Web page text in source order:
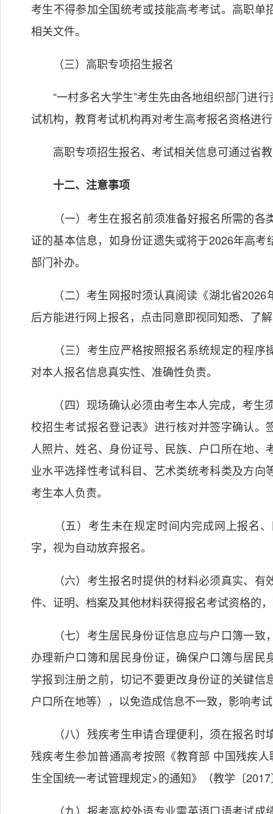
考生不得参加全国统考或技能高考考试。高职
相关文件。
（三）高职专项招生报名
“一村多名大学生”考生先由各地组织部门进行
试机构，教育考试机构再对考生高考报名资格进
高职专项招生报名、考试相关信息可通过省
十二、注意事项
（一）考生在报名前须准备好报名所需的各
证的基本信息，如身份证遗失或将于2026年高
部门补办。
（二）考生网报时须认真阅读《湖北省2026
后方能进行网上报名，点击同意即视同知悉、了
（三）考生应严格按照报名系统规定的程序
对本人报名信息真实性、准确性负责。
（四）现场确认必须由考生本人完成，考生
校招生考试报名登记表》进行核对并签字确认
人照片、姓名、身份证号、民族、户口所在地
业水平选择性考试科目、艺术类统考科类及方
考生本人负责。
（五）考生未在规定时间内完成网上报名、
字，视为自动放弃报名。
（六）考生报名时提供的材料必须真实、有
件、证明、档案及其他材料获得报名考试资格的
（七）考生居民身份证信息应与户口簿一致
办理新户口簿和居民身份证，确保户口簿与居
学报到注册之前，切记不要更改身份证的关键
户口所在地等），以免造成信息不一致，影响考
（八）残疾考生申请合理便利，须在报名时
残疾考生参加普通高考按照《教育部 中国残疾
生全国统一考试管理规定>的通知》（教学〔
（九）报考高校外语专业需英语口语考试成